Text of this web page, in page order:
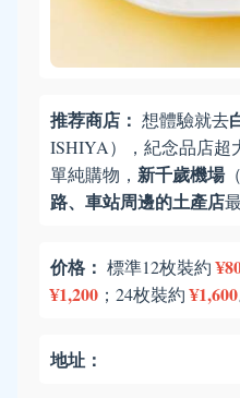
推荐商店： 想體驗就去
ISHIYA），紀念品店超
單純購物， 新千歲機場
路、車站周邊的土產店
价格： 標準12枚裝約
¥1,200 ；24枚裝約¥1,600
地址：